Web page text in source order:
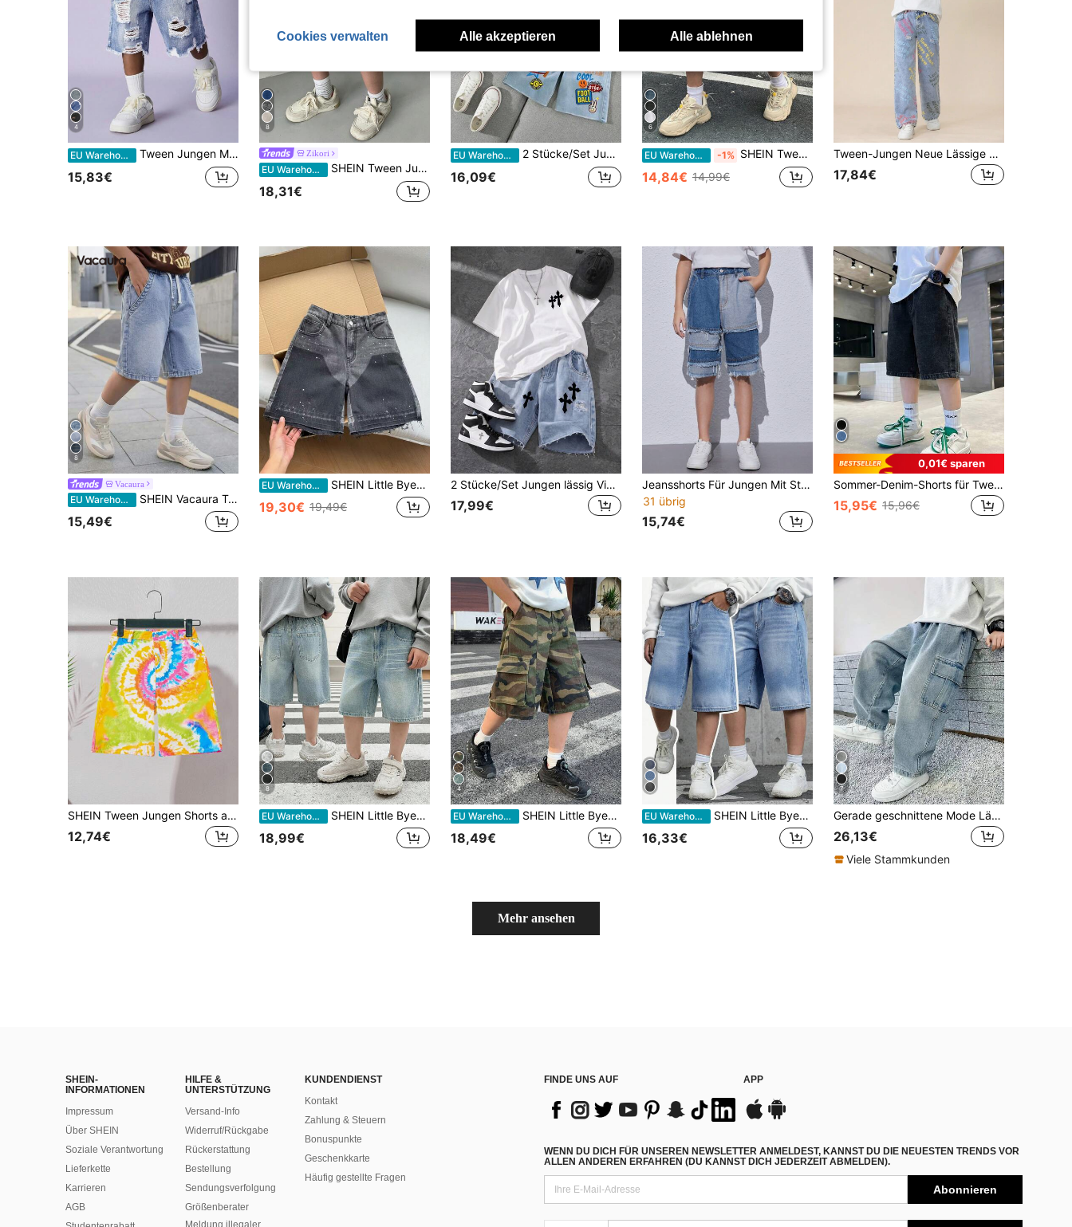
4
EU Warehouse Tween Jungen Mode Homecoming Streetwear Mix und Match vielseitiges Design Vintage cool ausgeschnittene zerrissene ausgefranste bequeme löchrige Denim-Shorts für den täglichen Gebrauch und Frühling bis Sommer Rave Festival und Streetwear
15,83€
8
Zikori
EU Warehouse SHEIN Tween Jungen Mode Lässig Y2K Vintage Cool Workwear Taschen Design Merkmale blaue locker und bequeme Workwear Jeans Shorts für Kinder, weiche Alltagskleidung und Kinder Sommer und Frühling Rave Festival und Strand
18,31€
EU Warehouse 2 Stücke/Set Jungen Casual Sport Amerikanischer Stil LA Buchstaben & Fußball Muster Weich Bequem Kurzarm T-Shirt + Passende Muster Jeans Shorts Set, Frühling/Sommer
16,09€
6
EU Warehouse -1% SHEIN Tween Jungen Mode Lässig Vintage Cool Street Retro Blau Denim Locker und Bequem Weite-Bein Capri Jeans für Kinder Alltagskleidung und Kinder Frühling bis Sommer Rave Festival und Streetwear
14,84€ 14,99€
Tween-Jungen Neue Lässige Modische Washed Denim Gerade Jeans Mit Buchstaben Aufdruck
17,84€
8
Vacaura
EU Warehouse SHEIN Vacaura Teenager Jungen Sommer Elastischer Bund Kordelzug Lässige Verwaschen Blaue Gerade Locker Sitzende Denim Bermuda Shorts, Geeignet für Urlaub, Alltag, Schule, Pendeln, Party, Zuhause, Festivals
15,49€
EU Warehouse SHEIN Little Byeori Tween-Jungen Streetwear vielseitiges Design, vintage cool, schwarze Jeans mit Farbpunkten, lässiger und bequemer Denim Shorts für den Alltag, Frühling bis Sommer, Rave-Festival und Streetwear
19,30€ 19,49€
2 Stücke/Set Jungen lässig Vintage Streetstyle vielseitiges Kreuz Muster Kontrast Farbdruck Weich Rundhals Kurzarm T-Shirt kombiniert mit locker zerrissenen Jeans Shorts Set, Frühling/Sommer
17,99€
Jeansshorts Für Jungen Mit Street Style, Lockerer Schnitt Bis Zur Mitte Des Oberschenkels Mit Ausgefranstem Saum Und Farbblock Design
31 übrig
15,74€
0,01€ sparen
Sommer-Denim-Shorts für Tween-Jungen, modischer minimalistischer Stil, lockere Passform, vielseitiges Design, elastischer Bund, einfach zu tragen und bequem, Kinder-Alltags-Ausgangsshorts, lässig-Shorts, Street-Sports, Unterhaltung und Spiel, Multi-Szenario-Styling.
15,95€ 15,96€
SHEIN Tween Jungen Shorts aus bedrucktem Denim für Teenager, bequem und modisch, aus Baumwolle mit Dopamin-Wascheffekt für den Sommerurlaub
12,74€
8
EU Warehouse SHEIN Little Byeori Tween Jungen Mode Homecoming Streetwear Mix und Match vielseitiges Design Vintage cool Straße locker bequem und erfrischend blaue lose Denim-Shorts für den täglichen Gebrauch und vom Frühling bis Sommer Rave Festival und Streetwear
18,99€
4
EU Warehouse SHEIN Little Byeori Tween Jungen Mode Homecoming Streetwear Lässig Mix And Match Vielseitiges Design Vintage Y2k Bequemes Camouflage Muster Design Multi-Work Tag Design Tasche Design Dunkelgrün Locker Work Denim Shorts Für Kinder Jungen Weich Alltagskleidung Und Kinder Sommer Und Rave Festival Und Strand
18,49€
EU Warehouse SHEIN Little Byeori Tween-Jungen Mode Homecoming Streetwear Mix And Match vielseitiges Design Y2k Vintage cool Street einfach Basis Blau Retro Farbverlauf Design blaue Denim Shorts für Kinder Tween-Jungen Alltagskleidung und Kinder Frühling bis Sommer Rave Festival und Streetwear
16,33€
7
Gerade geschnittene Mode Lässig Jeans aus Denim für Tween Jungen, Streetwear Stil
26,13€
Viele Stammkunden
Mehr ansehen
SHEIN-
INFORMATIONEN
Impressum
Über SHEIN
Soziale Verantwortung
Lieferkette
Karrieren
AGB
HILFE &
UNTERSTÜTZUNG
Versand-Info
Widerruf/Rückgabe
Rückerstattung
Bestellung
Sendungsverfolgung
Größenberater
Meldung illegaler
KUNDENDIENST
Kontakt
Zahlung & Steuern
Bonuspunkte
Geschenkkarte
Häufig gestellte Fragen
FINDE UNS AUF APP
WENN DU DICH FÜR UNSEREN NEWSLETTER ANMELDEST, KANNST DU DIE NEUESTEN TRENDS VOR
ALLEN ANDEREN ERFAHREN (DU KANNST DICH JEDERZEIT ABMELDEN).
Abonnieren
Cookies verwalten Alle akzeptieren Alle ablehnen